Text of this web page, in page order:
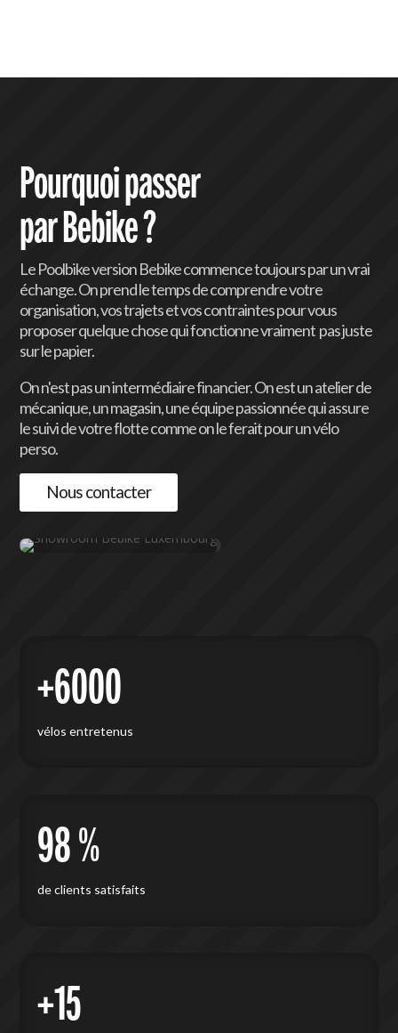
Pourquoi passer
par Bebike ?
Le Poolbike version Bebike commence toujours par un vrai
échange. On prend le temps de comprendre votre
organisation, vos trajets et vos contraintes pour vous
proposer quelque chose qui fonctionne vraiment pas juste
sur le papier.
On n'est pas un intermédiaire financier. On est un atelier de
mécanique, un magasin, une équipe passionnée qui assure
le suivi de votre flotte comme on le ferait pour un vélo
perso.
Nous contacter
+6000
vélos entretenus
98 %
de clients satisfaits
+15